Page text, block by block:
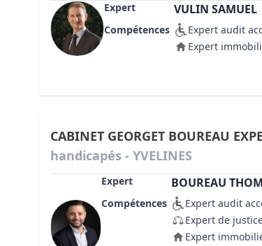
Expert VULIN SAMUEL
Compétences
Expert audit
Expert
CABINET GEORGET BOUREAU
handicapés - YVELINES
Expert BOUREAU
Compétences
Expert audit
Expert de
Expert